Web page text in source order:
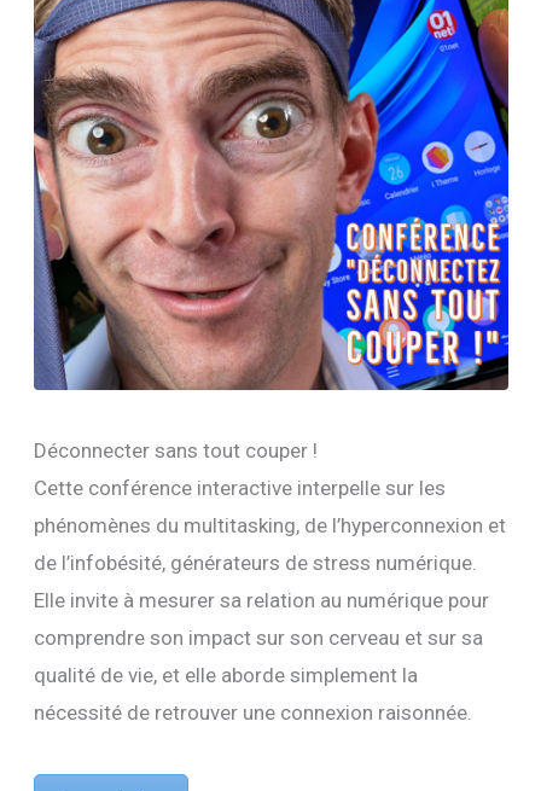
Déconnecter sans tout couper !
Cette conférence interactive interpelle sur les
phénomènes du multitasking, de l’hyperconnexion et
de l’infobésité, générateurs de stress numérique.
Elle invite à mesurer sa relation au numérique pour
comprendre son impact sur son cerveau et sur sa
qualité de vie, et elle aborde simplement la
nécessité de retrouver une connexion raisonnée.